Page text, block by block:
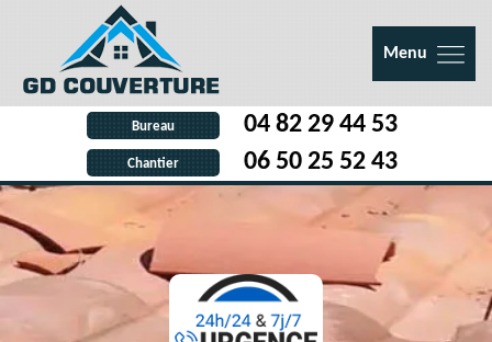
Menu
Bureau 04 82 29 44 53
Chantier 06 50 25 52 43